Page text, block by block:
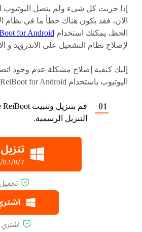
إذا جربت كل شيء ولم يتصل اليوتيوب
الآن، فقد يكون هناك خطأ ما في نظام
الحظ، يمكنك استخدام for Android
لإصلاح نظام التشغيل على الاندرويد و
إليك كيفية إصلاح مشكلة عدم وجود
اليوتيوب باستخدام Tenorshare ReiBoot for Android.
التنزيل الرسمية.